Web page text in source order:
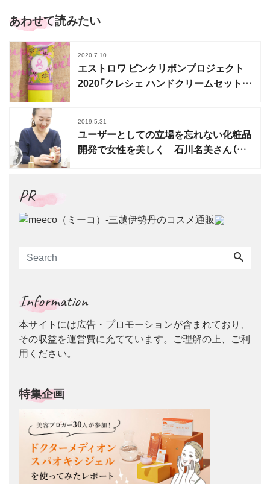
あわせて読みたい
2020.7.10
エストロワ ピンクリボンプロジェクト
2020「クレシェ ハンドクリームセット」
2019.5.31
ユーザーとしての立場を忘れない化粧品
開発で女性を美しく 石川名美さん（株
PR
Information
本サイトには広告・プロモーションが含まれており、
その収益を運営費に充てています。ご理解の上、ご利
用ください。
特集企画